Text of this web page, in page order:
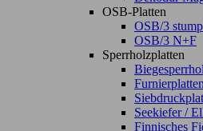
OSB-Platten
OSB/3
OSB/3 N+F
Sperrholzplatten
Furnierplatten
Seekiefer /
Finnisches